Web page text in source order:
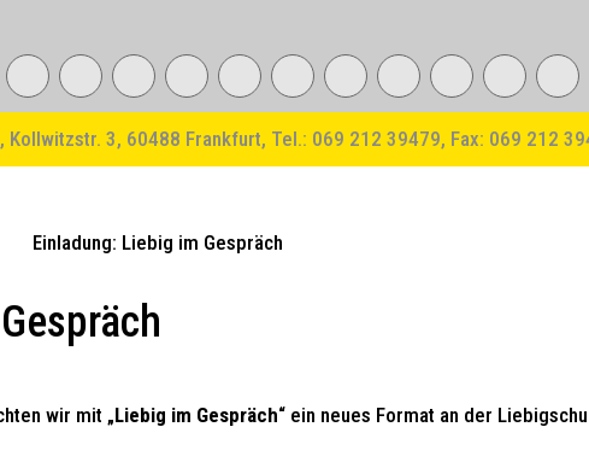
Kollwitzstr. 3, 60488 Frankfurt, Tel.: 069 212 39479, Fax: 069 212
wir mit „Liebig im Gespräch“ ein neues Format an der